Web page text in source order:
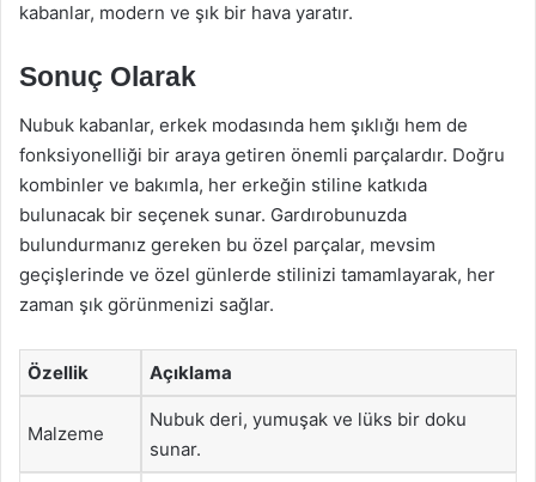
kabanlar, modern ve şık bir hava yaratır.
Sonuç Olarak
Nubuk kabanlar, erkek modasında hem şıklığı hem de
fonksiyonelliği bir araya getiren önemli parçalardır. Doğru
kombinler ve bakımla, her erkeğin stiline katkıda
bulunacak bir seçenek sunar. Gardırobunuzda
bulundurmanız gereken bu özel parçalar, mevsim
geçişlerinde ve özel günlerde stilinizi tamamlayarak, her
zaman şık görünmenizi sağlar.
Özellik Açıklama
Malzeme
Nubuk deri, yumuşak ve lüks bir doku
sunar.